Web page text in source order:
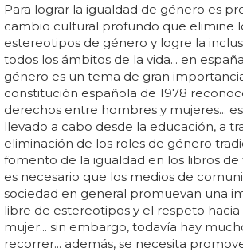
Para lograr la igualdad de género es
cambio cultural profundo que elimine
estereotipos de género y logre la
todos los ámbitos de la vida... en
género es un tema de gran
constitución española de 1978
derechos entre hombres y mujeres...
llevado a cabo desde la educación, a
eliminación de los roles de género
fomento de la igualdad en los libros
es necesario que los medios de
sociedad en general promuevan una
libre de estereotipos y el respeto hacia
mujer... sin embargo, todavía hay
recorrer... además, se necesita